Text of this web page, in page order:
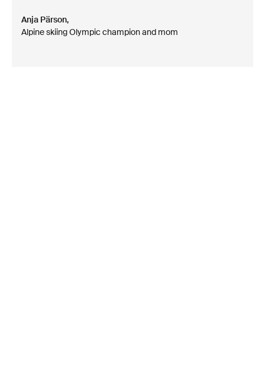
Anja Pärson,
Alpine skiing Olympic champion and mom